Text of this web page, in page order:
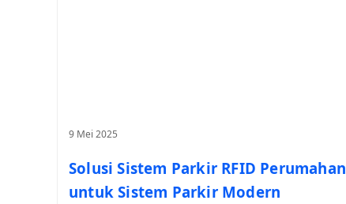
9 Mei 2025
Solusi Sistem Parkir RFID Perumahan
untuk Sistem Parkir Modern